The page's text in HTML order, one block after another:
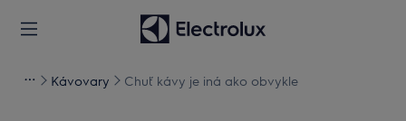
Kávovary Chuť kávy je iná ako obvykle